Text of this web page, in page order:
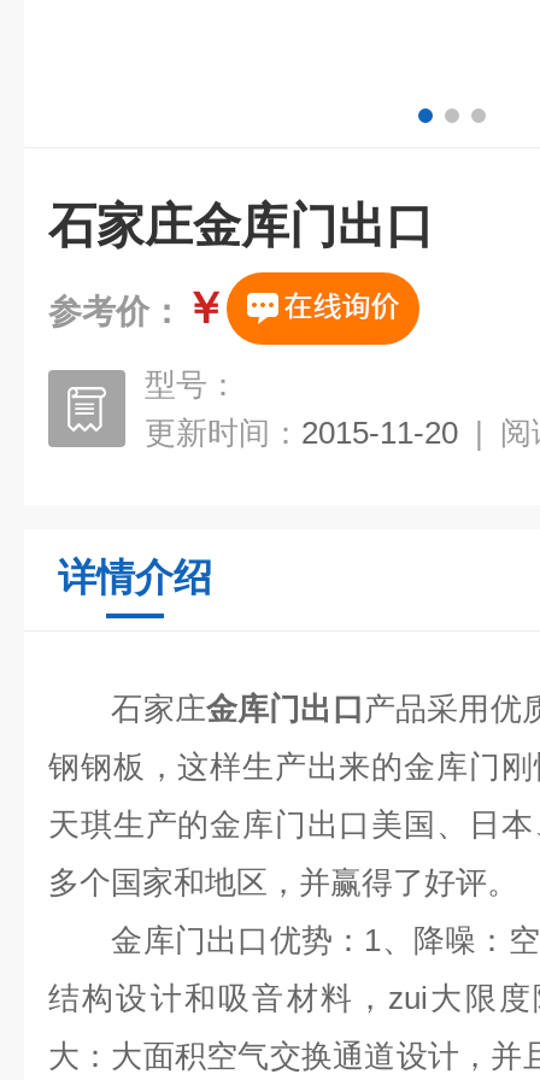
石家庄金库门出口
参考价： ￥
型号：
更新时间： 2015-11-20 | 阅
详情介绍
石家庄金库门出口产品采用
钢钢板，这样生产出来的金库门
天琪生产的金库门出口美国、日
多个国家和地区，并赢得了好评。
金库门出口优势：1、降噪：空
结构设计和吸音材料，zui大限
大：大面积空气交换通道设计，并